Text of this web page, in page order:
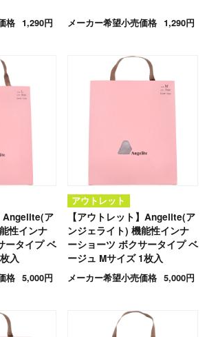
格 1,290円 メーカー希望小売価格 1,290円
Angelite(ア
性インナ
ータイプ ベ
入
格 5,000円
アウトレット
【アウトレット】Angelite(ア
ンジェライト) 機能性インナ
ーショーツ ボクサータイプ ベ
ージュ Mサイズ 1枚入
メーカー希望小売価格 5,000円